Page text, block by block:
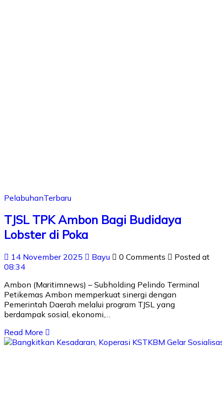
PelabuhanTerbaru
TJSL TPK Ambon Bagi Budidaya
Lobster di Poka
14 November 2025 Bayu 0 Comments
Posted at
08:34
Ambon (Maritimnews) – Subholding Pelindo Terminal
Petikemas Ambon memperkuat sinergi dengan
Pemerintah Daerah melalui program TJSL yang
berdampak sosial, ekonomi,…
Read More